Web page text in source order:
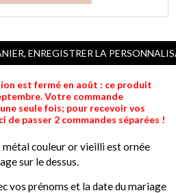
ENREGISTRER LA
est fermé en août : ce produit
Votre commande
seule fois; pour recevoir vos
passer 2 commandes séparées !
couleur or vieilli est ornée
sur le dessus.
vos prénoms et la date du mariage